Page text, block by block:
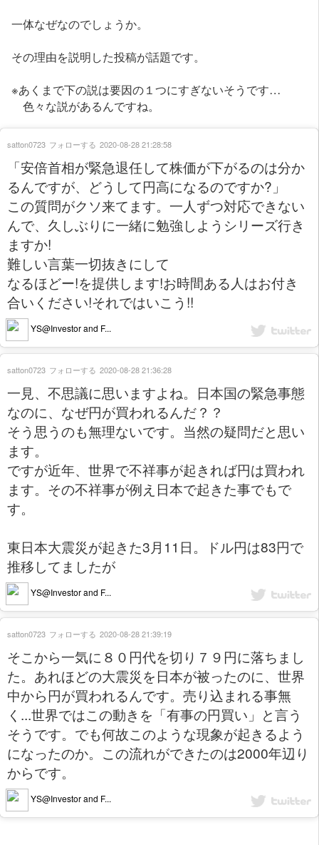
一体なぜなのでしょうか。
その理由を説明した投稿が話題です。
※あくまで下の説は要因の１つにすぎないそうです…
色々な説があるんですね。
「安倍首相が緊急退任して株価が下がるのは分か
るんですが、どうして円高になるのですか?」
この質問がクソ来てます。一人ずつ対応できない
んで、久しぶりに一緒に勉強しようシリーズ行き
ますか!
難しい言葉一切抜きにして
なるほどー!を提供します!お時間ある人はお付き
合いください!それではいこう!!
YS@Investor and F...
satton0723 フォローする 2020-08-28 21:28:58
一見、不思議に思いますよね。日本国の緊急事態
なのに、なぜ円が買われるんだ？？
そう思うのも無理ないです。当然の疑問だと思い
ます。
ですが近年、世界で不祥事が起きれば円は買われ
ます。その不祥事が例え日本で起きた事でもで
す。
東日本大震災が起きた3月11日。ドル円は83円で
推移してましたが
YS@Investor and F...
satton0723 フォローする 2020-08-28 21:36:28
そこから一気に８０円代を切り７９円に落ちまし
た。あれほどの大震災を日本が被ったのに、世界
中から円が買われるんです。売り込まれる事無
く...世界ではこの動きを「有事の円買い」と言う
そうです。でも何故このような現象が起きるよう
になったのか。この流れができたのは2000年辺り
からです。
YS@Investor and F...
satton0723 フォローする 2020-08-28 21:39:19